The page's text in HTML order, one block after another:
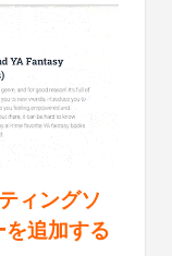
ィングソ
追加する